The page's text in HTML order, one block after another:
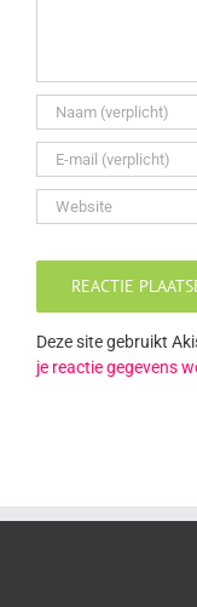
Deze site gebruikt
je reactie gegevens